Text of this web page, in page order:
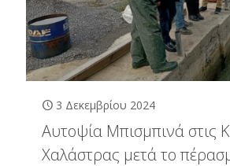
3 Δεκεμβρίου 2024
Αυτοψία Μπισμπινά στις
Χαλάστρας μετά το